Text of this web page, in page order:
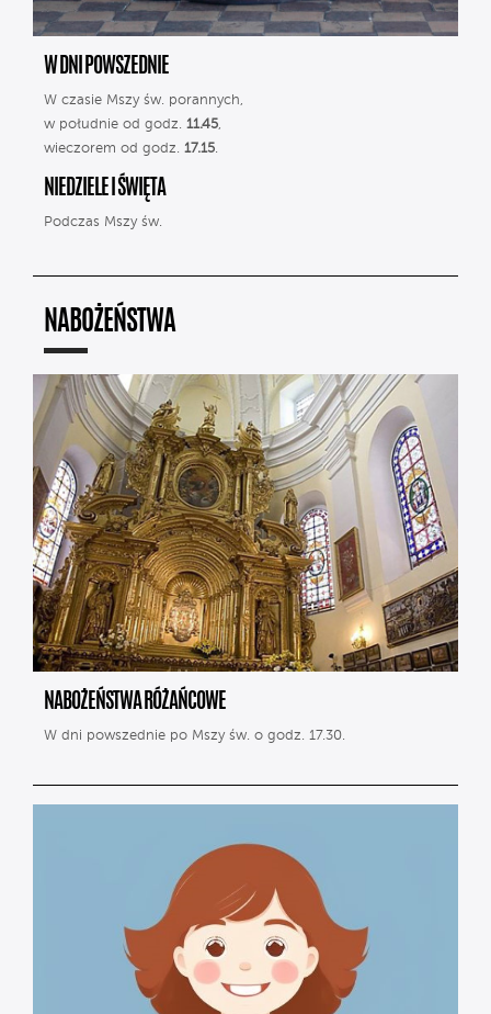
W DNI POWSZEDNIE
W czasie Mszy św. porannych,
w południe od godz. 11.45
wieczorem od godz. 17.15
NIEDZIELE I ŚWIĘTA
Podczas Mszy św.
NABOŻEŃSTWA
NABOŻEŃSTWA RÓŻAŃCOWE
W dni powszednie po Mszy św. o godz. 17.30.